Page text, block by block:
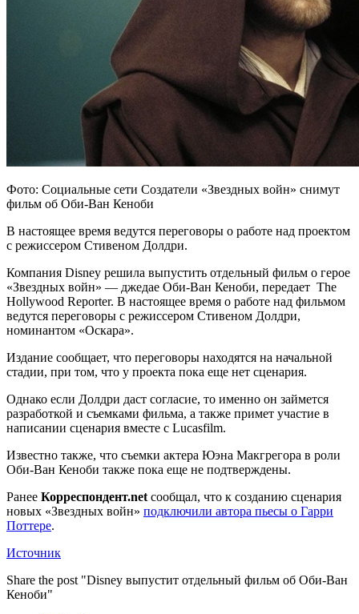
Фото: Социальные сети Создатели «Звездных войн» снимут
фильм об Оби-Ван Кеноби
В настоящее время ведутся переговоры о работе над проектом
с режиссером Стивеном Долдри.
Компания Disney решила выпустить отдельный фильм о герое
«Звездных войн» — джедае Оби-Ван Кеноби, передает The
Hollywood Reporter. В настоящее время о работе над фильмом
ведутся переговоры с режиссером Стивеном Долдри,
номинантом «Оскара».
Издание сообщает, что переговоры находятся на начальной
стадии, при том, что у проекта пока еще нет сценария.
Однако если Долдри даст согласие, то именно он займется
разработкой и съемками фильма, а также примет участие в
написании сценария вместе с Lucasfilm.
Известно также, что съемки актера Юэна Макгрегора в роли
Оби-Ван Кеноби также пока еще не подтверждены.
Ранее Корреспондент.net сообщал, что к созданию сценария
новых «Звездных войн» подключили автора пьесы о Гарри
Поттере.
Источник
Share the post "Disney выпустит отдельный фильм об Оби-Ван
Кеноби"